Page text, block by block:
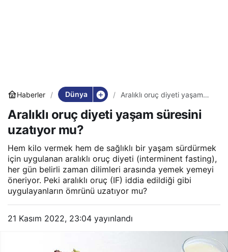
Haberler Dünya
Aralıklı oruç diyeti yaşam
Aralıklı oruç diyeti yaşam süresini
uzatıyor mu?
Hem kilo vermek hem de sağlıklı bir yaşam sürdürmek
için uygulanan aralıklı oruç diyeti (interminent fasting),
her gün belirli zaman dilimleri arasında yemek yemeyi
öneriyor. Peki aralıklı oruç (IF) iddia edildiği gibi
uygulayanların ömrünü uzatıyor mu?
21 Kasım 2022, 23:04 yayınlandı